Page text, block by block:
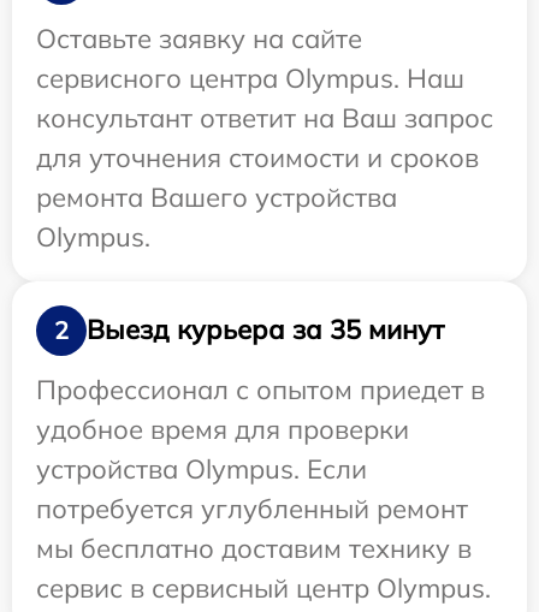
Оставьте заявку на сайте
сервисного центра Olympus. Наш
консультант ответит на Ваш запрос
для уточнения стоимости и сроков
ремонта Вашего устройства
Olympus.
2
Выезд курьера за 35 минут
Профессионал с опытом приедет в
удобное время для проверки
устройства Olympus. Если
потребуется углубленный ремонт
мы бесплатно доставим технику в
сервис в сервисный центр Olympus.